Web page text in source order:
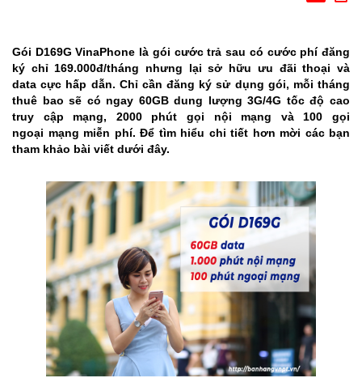
Gói D169G VinaPhone là gói cước trả sau có cước phí đăng
ký chỉ 169.000đ/tháng nhưng lại sở hữu ưu đãi thoại và
data cực hấp dẫn. Chỉ cần đăng ký sử dụng gói, mỗi tháng
thuê bao sẽ có ngay 60GB dung lượng 3G/4G tốc độ cao
truy cập mạng, 2000 phút gọi nội mạng và 100 gọi
ngoại mạng miễn phí. Để tìm hiểu chi tiết hơn mời các bạn
tham khảo bài viết dưới đây.